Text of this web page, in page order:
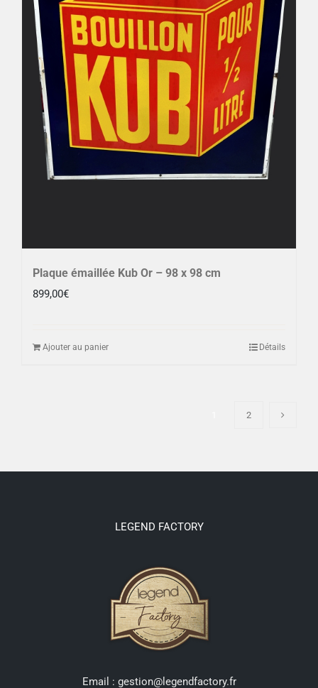
Plaque émaillée Kub Or – 98 x 98 cm
899,00€
Ajouter au panier Détails
2
LEGEND FACTORY
Email : gestion@legendfactory.fr